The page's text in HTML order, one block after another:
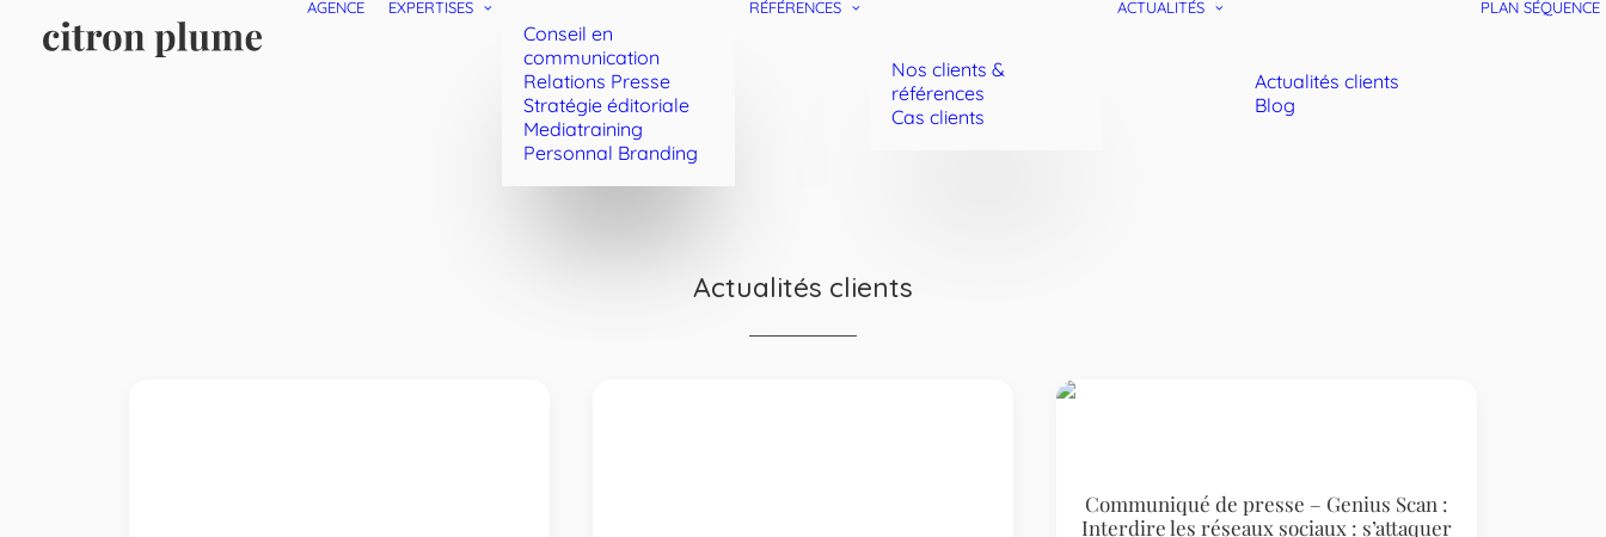
AGENCE EXPERTISES
Conseil en
communication
Relations Presse
Stratégie éditoriale
Mediatraining
Personnal Branding
RÉFÉRENCES
Nos clients &
références
Cas clients
ACTUALITÉS
Actualités clients
Blog
PLAN SÉQUENCE
Actualités clients
Communiqué de presse – Genius Scan :
Interdire les réseaux sociaux : s’attaquer